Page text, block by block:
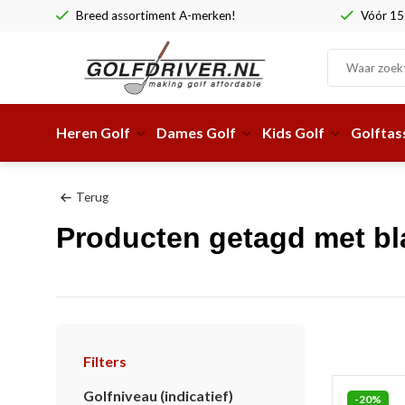
Breed assortiment A-merken! Vóór
Heren Golf Dames Golf Kids Golf
Terug
Producten getagd met
Filters
Golfniveau (indicatief)
-20%